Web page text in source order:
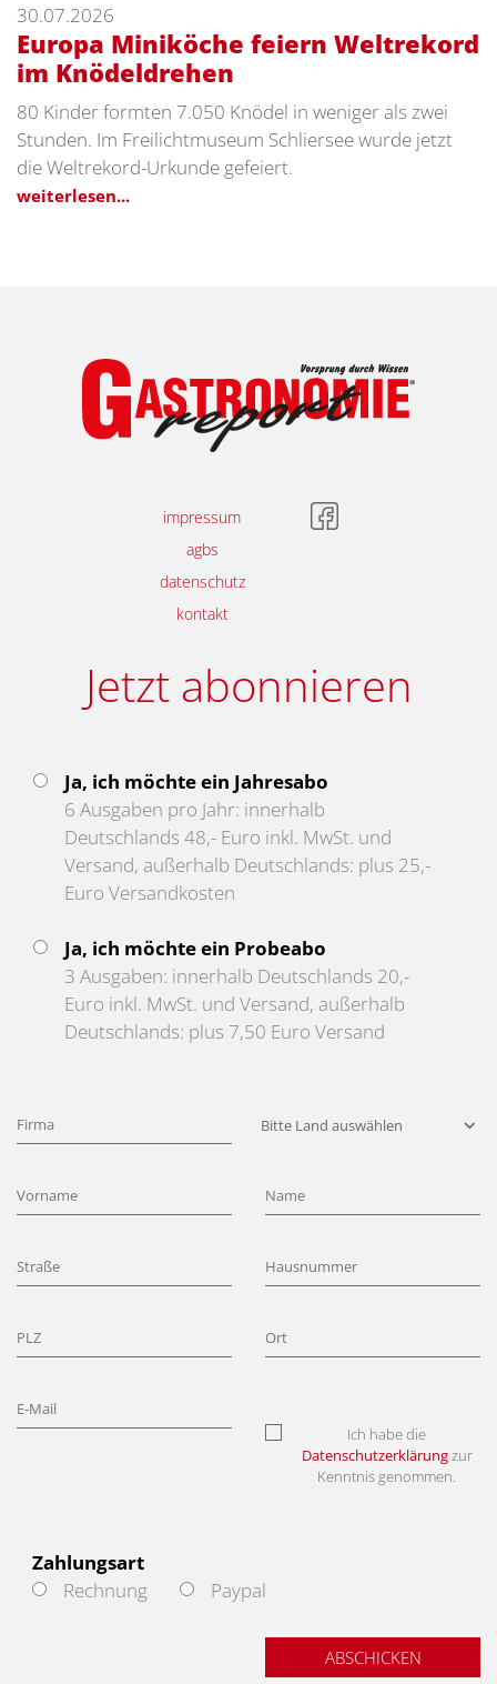
30.07.2026
Europa Miniköche feiern Weltrekord
im Knödeldrehen
80 Kinder formten 7.050 Knödel in weniger als zwei
Stunden. Im Freilichtmuseum Schliersee wurde jetzt
die Weltrekord-Urkunde gefeiert.
weiterlesen...
impressum
agbs
datenschutz
kontakt
Jetzt abonnieren
Ja, ich möchte ein Jahresabo
6 Ausgaben pro Jahr: innerhalb
Deutschlands 48,- Euro inkl. MwSt. und
Versand, außerhalb Deutschlands: plus 25,-
Euro Versandkosten
Ja, ich möchte ein Probeabo
3 Ausgaben: innerhalb Deutschlands 20,-
Euro inkl. MwSt. und Versand, außerhalb
Deutschlands: plus 7,50 Euro Versand
Ich habe die
Datenschutzerklärungzur
Kenntnis genommen.
Zahlungsart
Rechnung
Paypal
ABSCHICKEN